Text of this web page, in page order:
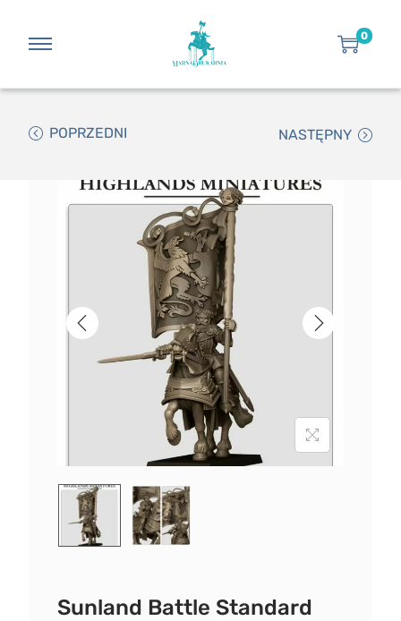
0
POPRZEDNI NASTĘPNY
Sunland Battle Standard